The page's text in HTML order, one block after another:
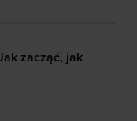
Jak zacząć, jak
zacząć, jak